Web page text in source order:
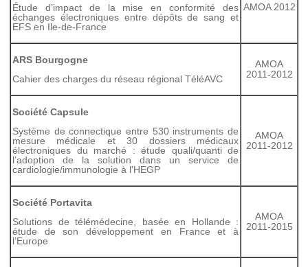
Étude d’impact de la mise en conformité des
échanges électroniques entre dépôts de sang et
EFS en Ile-de-France
AMOA 2012
ARS Bourgogne
Cahier des charges du réseau régional TéléAVC
AMOA
2011-2012
Société Capsule
Système de connectique entre 530 instruments de
mesure médicale et 30 dossiers médicaux
électroniques du marché : étude quali/quanti de
l’adoption de la solution dans un service de
cardiologie/immunologie à l'HEGP
AMOA
2011-2012
Société Portavita
Solutions de télémédecine, basée en Hollande :
étude de son développement en France et à
l’Europe
AMOA
2011-2015